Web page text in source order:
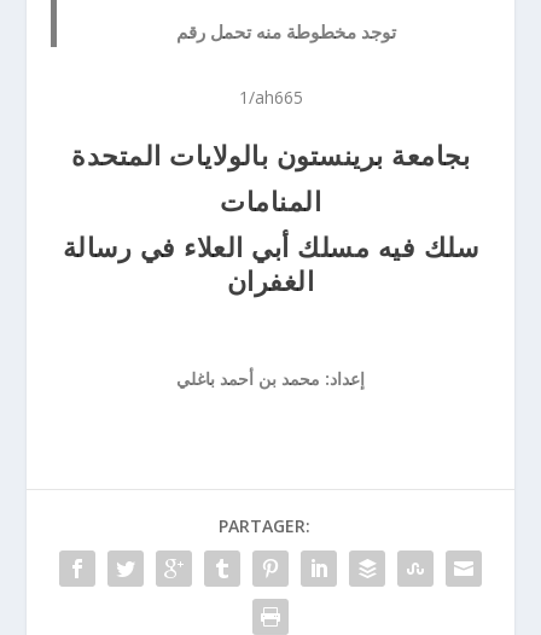
توجد مخطوطة منه تحمل رقم
1/ah665
بجامعة برينستون بالولايات المتحدة
المنامات
سلك فيه مسلك أبي العلاء في رسالة
الغفران
إعداد: محمد بن أحمد باغلي
PARTAGER: